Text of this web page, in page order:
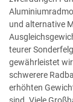
und alternative
teurer
gewährleistet
schwerere
erhöhten